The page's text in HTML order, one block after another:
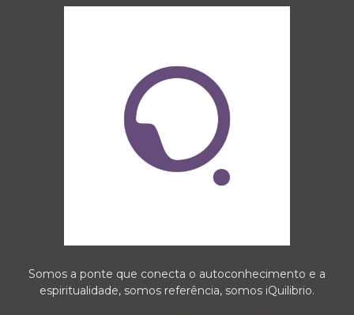
Somos a ponte que conecta o autoconhecimento e a
espiritualidade, somos referência, somos iQuilibrio.